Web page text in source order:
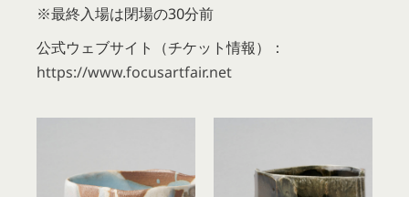
※最終入場は閉場の30分前
公式ウェブサイト（チケット情報）：
https://www.focusartfair.net